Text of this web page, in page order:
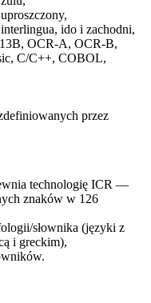
ido i zachodni,
OCR-A, OCR-B,
C/C++, COBOL,
przez
technologię ICR —
znaków w 126
słownika (języki z
i greckim),